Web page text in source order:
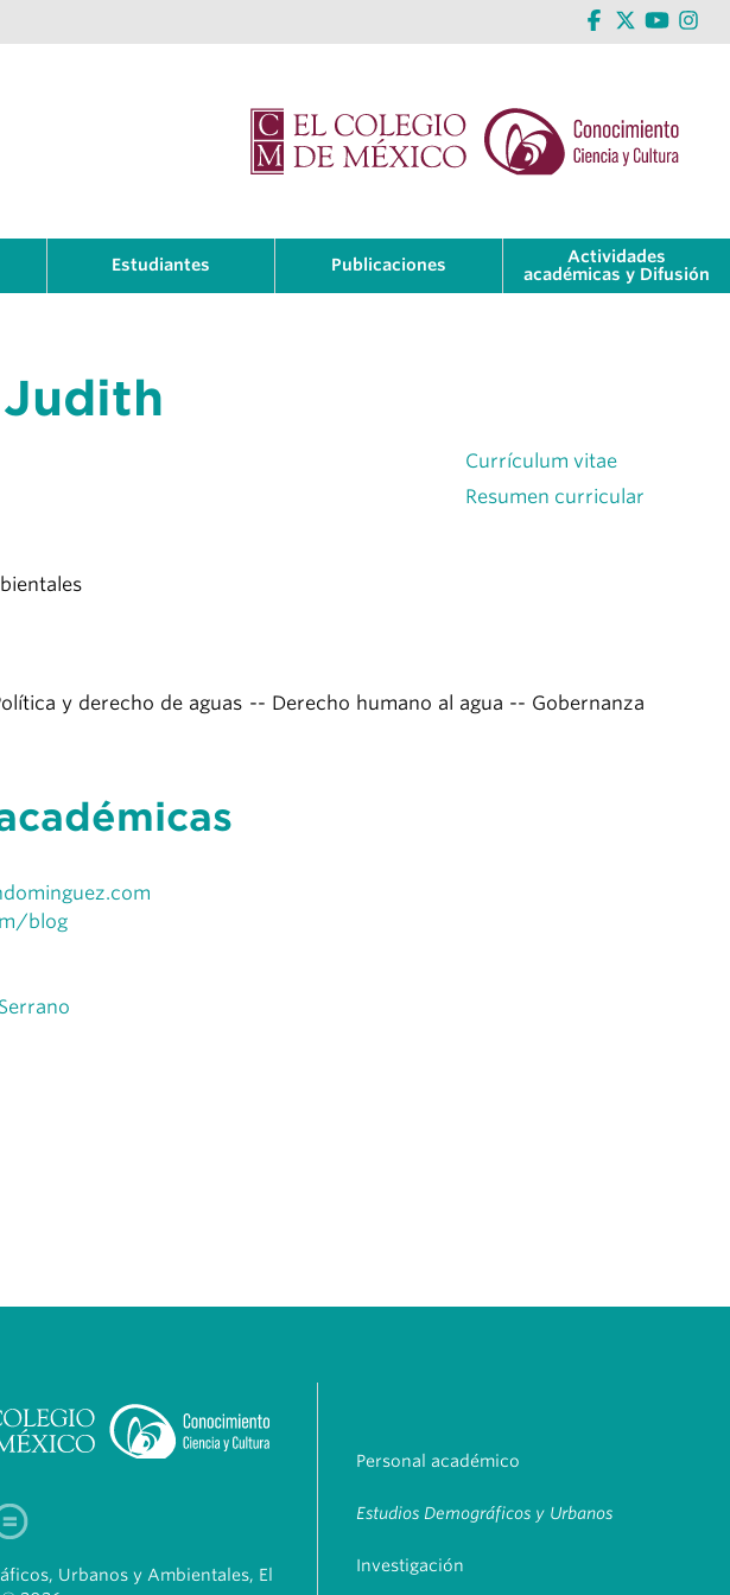
Estudiantes Publicaciones
Actividades
académicas y Difusión
Currículum vitae
Resumen curricular
y derecho de aguas -- Derecho humano al agua -- Gobernanza
blog
Urbanos y Ambientales, El
Personal académico
Estudios Demográficos y Urbanos
Investigación